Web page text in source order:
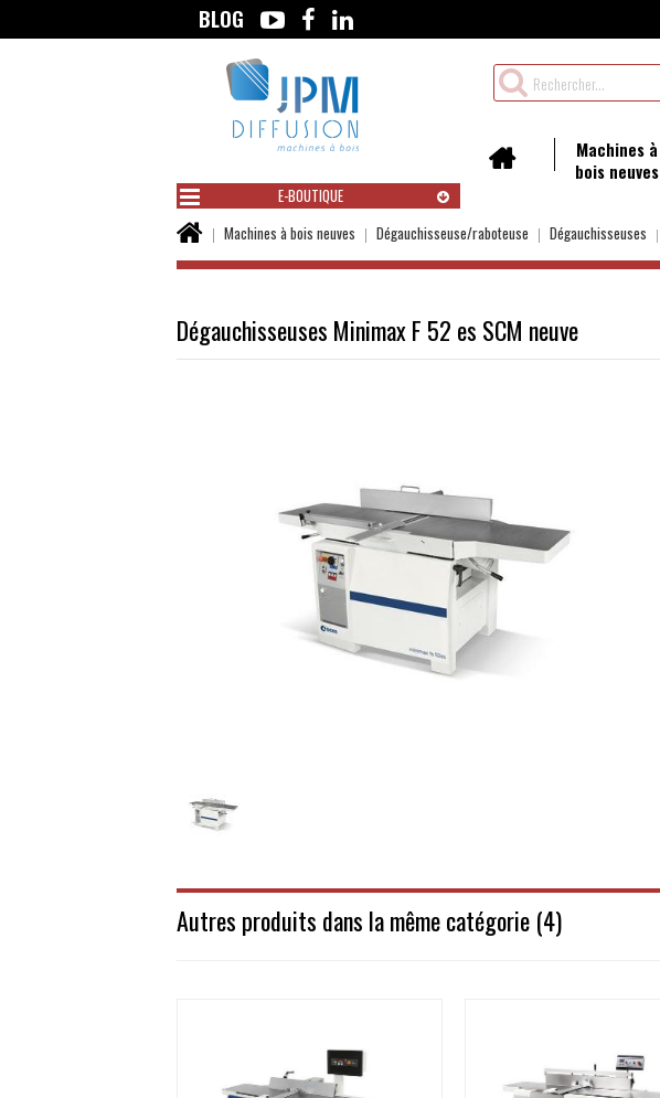
BLOG
Rechercher
un
Machines à
bois neuves
E-BOUTIQUE
Vous
ici :
Machines à bois neuves Dégauchisseuse/raboteuse Dégauchisseuses
Dégauchisseuses Minimax F 52 es SCM neuve
Autres produits dans la même catégorie (4)